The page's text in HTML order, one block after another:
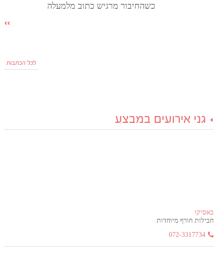
כשהחיבור מרגיש כתוב מלמעלה
לכל הכתבות
גני אירועים במבצע
באסיקו
חבילות חורף מיוחדות
072-3317734